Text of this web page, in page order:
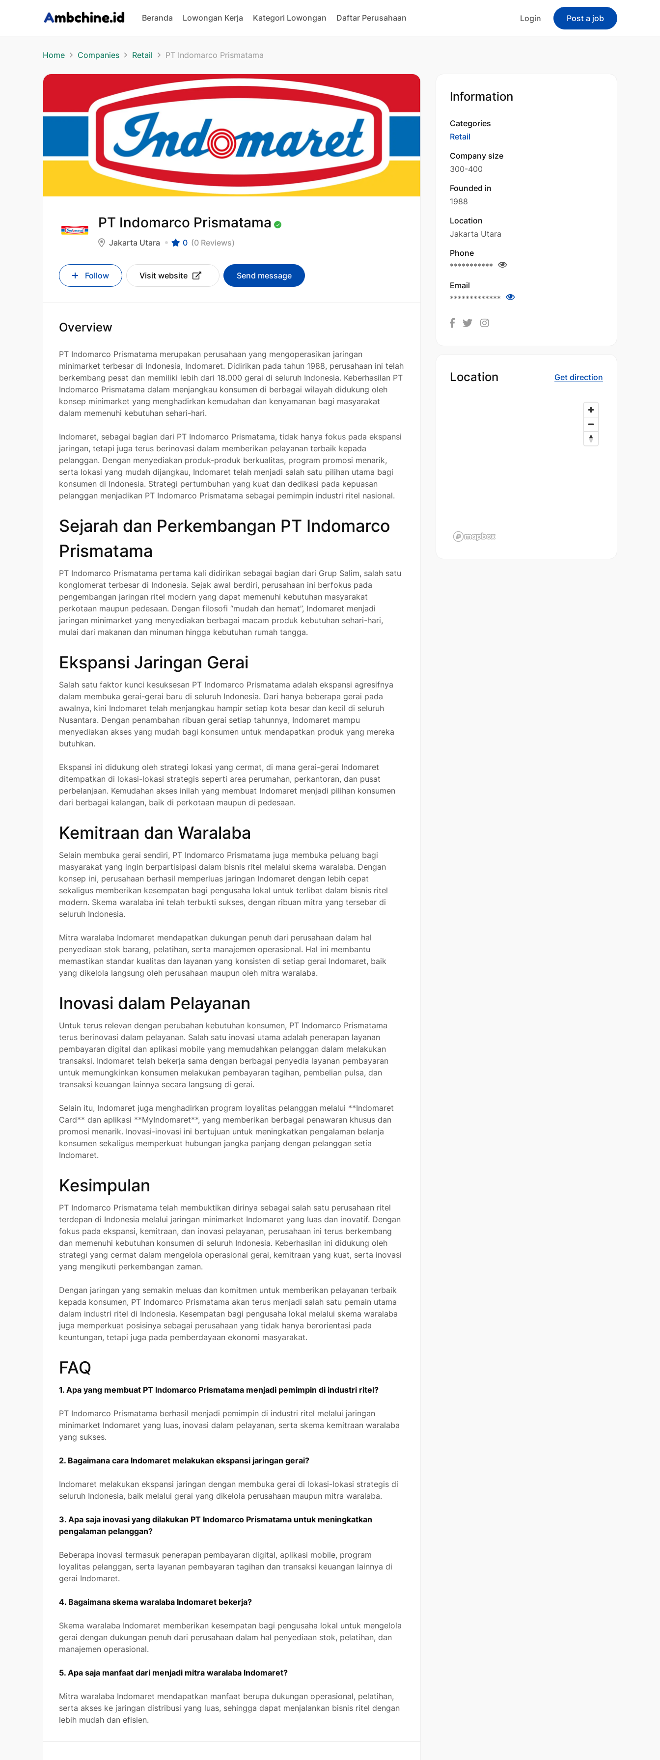
Beranda Lowongan Kerja Kategori Lowongan Daftar Perusahaan Login Post a job
Home Companies Retail PT Indomarco Prismatama
PT Indomarco Prismatama
Jakarta Utara 0 (0 Reviews)
Follow Visit website Send message
Overview
PT Indomarco Prismatama merupakan perusahaan yang mengoperasikan jaringan
minimarket terbesar di Indonesia, Indomaret. Didirikan pada tahun 1988, perusahaan ini telah
berkembang pesat dan memiliki lebih dari 18.000 gerai di seluruh Indonesia. Keberhasilan PT
Indomarco Prismatama dalam menjangkau konsumen di berbagai wilayah didukung oleh
konsep minimarket yang menghadirkan kemudahan dan kenyamanan bagi masyarakat
dalam memenuhi kebutuhan sehari-hari.
Indomaret, sebagai bagian dari PT Indomarco Prismatama, tidak hanya fokus pada ekspansi
jaringan, tetapi juga terus berinovasi dalam memberikan pelayanan terbaik kepada
pelanggan. Dengan menyediakan produk-produk berkualitas, program promosi menarik,
serta lokasi yang mudah dijangkau, Indomaret telah menjadi salah satu pilihan utama bagi
konsumen di Indonesia. Strategi pertumbuhan yang kuat dan dedikasi pada kepuasan
pelanggan menjadikan PT Indomarco Prismatama sebagai pemimpin industri ritel nasional.
Sejarah dan Perkembangan PT Indomarco
Prismatama
PT Indomarco Prismatama pertama kali didirikan sebagai bagian dari Grup Salim, salah satu
konglomerat terbesar di Indonesia. Sejak awal berdiri, perusahaan ini berfokus pada
pengembangan jaringan ritel modern yang dapat memenuhi kebutuhan masyarakat
perkotaan maupun pedesaan. Dengan filosofi “mudah dan hemat”, Indomaret menjadi
jaringan minimarket yang menyediakan berbagai macam produk kebutuhan sehari-hari,
mulai dari makanan dan minuman hingga kebutuhan rumah tangga.
Ekspansi Jaringan Gerai
Salah satu faktor kunci kesuksesan PT Indomarco Prismatama adalah ekspansi agresifnya
dalam membuka gerai-gerai baru di seluruh Indonesia. Dari hanya beberapa gerai pada
awalnya, kini Indomaret telah menjangkau hampir setiap kota besar dan kecil di seluruh
Nusantara. Dengan penambahan ribuan gerai setiap tahunnya, Indomaret mampu
menyediakan akses yang mudah bagi konsumen untuk mendapatkan produk yang mereka
butuhkan.
Ekspansi ini didukung oleh strategi lokasi yang cermat, di mana gerai-gerai Indomaret
ditempatkan di lokasi-lokasi strategis seperti area perumahan, perkantoran, dan pusat
perbelanjaan. Kemudahan akses inilah yang membuat Indomaret menjadi pilihan konsumen
dari berbagai kalangan, baik di perkotaan maupun di pedesaan.
Kemitraan dan Waralaba
Selain membuka gerai sendiri, PT Indomarco Prismatama juga membuka peluang bagi
masyarakat yang ingin berpartisipasi dalam bisnis ritel melalui skema waralaba. Dengan
konsep ini, perusahaan berhasil memperluas jaringan Indomaret dengan lebih cepat
sekaligus memberikan kesempatan bagi pengusaha lokal untuk terlibat dalam bisnis ritel
modern. Skema waralaba ini telah terbukti sukses, dengan ribuan mitra yang tersebar di
seluruh Indonesia.
Mitra waralaba Indomaret mendapatkan dukungan penuh dari perusahaan dalam hal
penyediaan stok barang, pelatihan, serta manajemen operasional. Hal ini membantu
memastikan standar kualitas dan layanan yang konsisten di setiap gerai Indomaret, baik
yang dikelola langsung oleh perusahaan maupun oleh mitra waralaba.
Inovasi dalam Pelayanan
Untuk terus relevan dengan perubahan kebutuhan konsumen, PT Indomarco Prismatama
terus berinovasi dalam pelayanan. Salah satu inovasi utama adalah penerapan layanan
pembayaran digital dan aplikasi mobile yang memudahkan pelanggan dalam melakukan
transaksi. Indomaret telah bekerja sama dengan berbagai penyedia layanan pembayaran
untuk memungkinkan konsumen melakukan pembayaran tagihan, pembelian pulsa, dan
transaksi keuangan lainnya secara langsung di gerai.
Selain itu, Indomaret juga menghadirkan program loyalitas pelanggan melalui **Indomaret
Card** dan aplikasi **MyIndomaret**, yang memberikan berbagai penawaran khusus dan
promosi menarik. Inovasi-inovasi ini bertujuan untuk meningkatkan pengalaman belanja
konsumen sekaligus memperkuat hubungan jangka panjang dengan pelanggan setia
Indomaret.
Kesimpulan
PT Indomarco Prismatama telah membuktikan dirinya sebagai salah satu perusahaan ritel
terdepan di Indonesia melalui jaringan minimarket Indomaret yang luas dan inovatif. Dengan
fokus pada ekspansi, kemitraan, dan inovasi pelayanan, perusahaan ini terus berkembang
dan memenuhi kebutuhan konsumen di seluruh Indonesia. Keberhasilan ini didukung oleh
strategi yang cermat dalam mengelola operasional gerai, kemitraan yang kuat, serta inovasi
yang mengikuti perkembangan zaman.
Dengan jaringan yang semakin meluas dan komitmen untuk memberikan pelayanan terbaik
kepada konsumen, PT Indomarco Prismatama akan terus menjadi salah satu pemain utama
dalam industri ritel di Indonesia. Kesempatan bagi pengusaha lokal melalui skema waralaba
juga memperkuat posisinya sebagai perusahaan yang tidak hanya berorientasi pada
keuntungan, tetapi juga pada pemberdayaan ekonomi masyarakat.
FAQ
1. Apa yang membuat PT Indomarco Prismatama menjadi pemimpin di industri ritel?
PT Indomarco Prismatama berhasil menjadi pemimpin di industri ritel melalui jaringan
minimarket Indomaret yang luas, inovasi dalam pelayanan, serta skema kemitraan waralaba
yang sukses.
2. Bagaimana cara Indomaret melakukan ekspansi jaringan gerai?
Indomaret melakukan ekspansi jaringan dengan membuka gerai di lokasi-lokasi strategis di
seluruh Indonesia, baik melalui gerai yang dikelola perusahaan maupun mitra waralaba.
3. Apa saja inovasi yang dilakukan PT Indomarco Prismatama untuk meningkatkan
pengalaman pelanggan?
Beberapa inovasi termasuk penerapan pembayaran digital, aplikasi mobile, program
loyalitas pelanggan, serta layanan pembayaran tagihan dan transaksi keuangan lainnya di
gerai Indomaret.
4. Bagaimana skema waralaba Indomaret bekerja?
Skema waralaba Indomaret memberikan kesempatan bagi pengusaha lokal untuk mengelola
gerai dengan dukungan penuh dari perusahaan dalam hal penyediaan stok, pelatihan, dan
manajemen operasional.
5. Apa saja manfaat dari menjadi mitra waralaba Indomaret?
Mitra waralaba Indomaret mendapatkan manfaat berupa dukungan operasional, pelatihan,
serta akses ke jaringan distribusi yang luas, sehingga dapat menjalankan bisnis ritel dengan
lebih mudah dan efisien.
Information
Categories
Retail
Company size
300-400
Founded in
1988
Location
Jakarta Utara
Phone
***********
Email
*************
Location Get direction